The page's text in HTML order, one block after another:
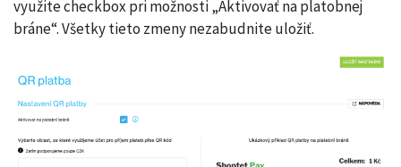
využite checkbox pri možnosti „Aktivovať na platobnej
bráne“. Všetky tieto zmeny nezabudnite uložiť.